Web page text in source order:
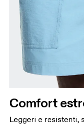
Comfort
Leggeri e resistenti,